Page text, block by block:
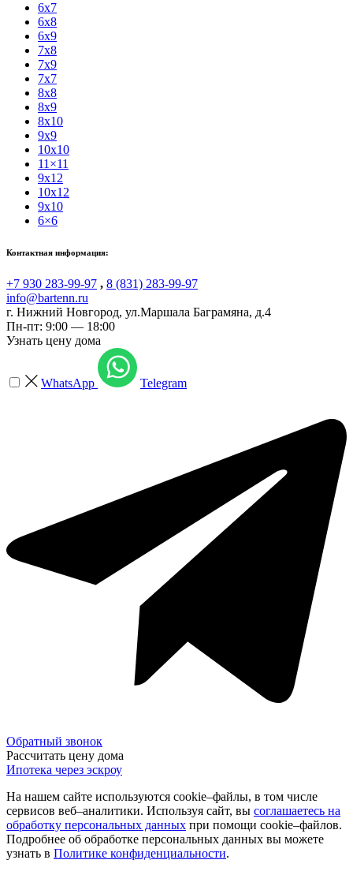
6x7
6x8
6x9
7x8
7x9
7x7
8x8
8x9
8x10
9x9
10x10
11×11
9x12
10x12
9x10
6×6
Контактная информация:
+7 930 283-99-97 , 8 (831) 283-99-97
info@bartenn.ru
г. Нижний Новгород, ул.Маршала Баграмяна, д.4
Пн-пт: 9:00 — 18:00
Узнать цену дома
WhatsApp Telegram
Обратный звонок
Рассчитать цену дома
Ипотека через эскроу
На нашем сайте используются cookie–файлы, в том числе
сервисов веб–аналитики. Используя сайт, вы соглашаетесь на
обработку персональных данных при помощи cookie–файлов.
Подробнее об обработке персональных данных вы можете
узнать в Политике конфиденциальности.